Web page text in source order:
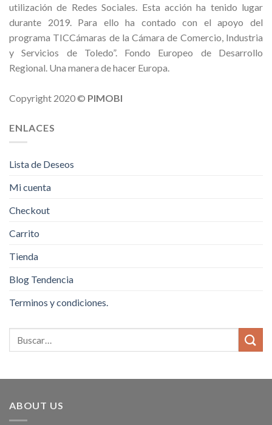
utilización de Redes Sociales. Esta acción ha tenido lugar
durante 2019. Para ello ha contado con el apoyo del
programa TICCámaras de la Cámara de Comercio, Industria
y Servicios de Toledo”. Fondo Europeo de Desarrollo
Regional. Una manera de hacer Europa.
Copyright 2020 © PIMOBI
ENLACES
Lista de Deseos
Mi cuenta
Checkout
Carrito
Tienda
Blog Tendencia
Terminos y condiciones.
ABOUT US